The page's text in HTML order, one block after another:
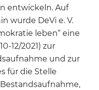
entwickeln. Auf
wurde DeVi e. V.
leben“ eine
12/2021) zur
und zur
für die Stelle